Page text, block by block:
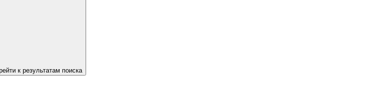
к результатам поиска